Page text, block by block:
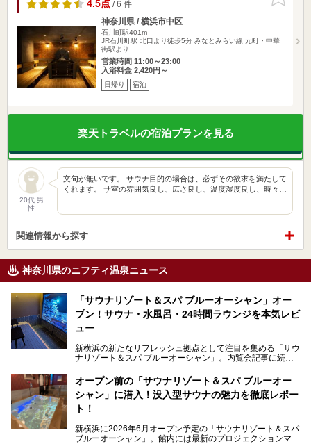
4.5点/ 6 件
神奈川県 / 横浜市中区
石川町駅401m
JR石川町駅 北口より徒歩5分 みなとみらい線 元町・中華
街駅より…
営業時間 11:00～23:00
入浴料金 2,420円～
日帰り 宿泊
楽天トラベルの宿泊プランを見る
20代 男
性
文句が無いです。 サウナ目的の場合は、必ずその欲求を満たして
くれます。 サ室の雰囲気良し、広さ良し、温度湿度良し、時々…
関連情報から探す
神奈川県のニフティ温泉ニュース
「サウナリゾート＆スパ ブルーオーシャン」オー
プン！サウナ・水風呂・24時間ラウンジを本気レビ
ュー
新横浜の新たなリフレッシュ拠点として注目を集める「サウ
ナリゾート＆スパ ブルーオーシャン」。内覧会記事に続
す。サウナや水風呂の気持ちよさはもちろん、リラックスス
ペースの過ごしやすさまで徹底チェック。新横浜エリアで日
常の疲れをリセットしたい人、ライブやスポーツ観戦遠征組
は必見です。
オープン前の「サウナリゾート＆スパ ブルーオー
シャン」に潜入！没入型サウナの魅力を徹底レポー
ト！
新横浜に2026年6月オープン予定の「サウナリゾート＆スパ
ブルーオーシャン」。館内には最新のプロジェクションマッ